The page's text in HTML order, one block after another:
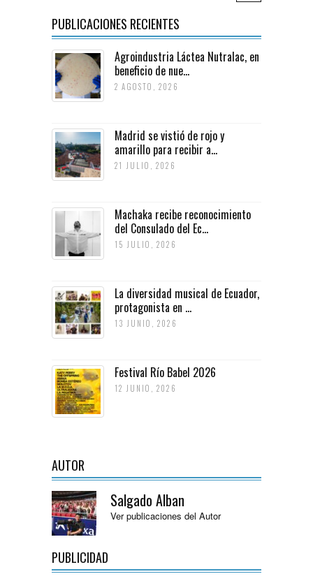
PUBLICACIONES RECIENTES
Agroindustria Láctea Nutralac, en
beneficio de nue...
2 AGOSTO, 2026
Madrid se vistió de rojo y
amarillo para recibir a...
21 JULIO, 2026
Machaka recibe reconocimiento
del Consulado del Ec...
15 JULIO, 2026
La diversidad musical de Ecuador,
protagonista en ...
13 JUNIO, 2026
Festival Río Babel 2026
12 JUNIO, 2026
AUTOR
Salgado Alban
Ver publicaciones del Autor
PUBLICIDAD